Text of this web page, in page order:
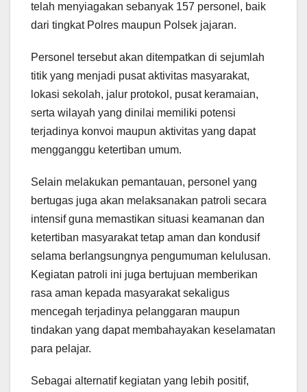
telah menyiagakan sebanyak 157 personel, baik
dari tingkat Polres maupun Polsek jajaran.
Personel tersebut akan ditempatkan di sejumlah
titik yang menjadi pusat aktivitas masyarakat,
lokasi sekolah, jalur protokol, pusat keramaian,
serta wilayah yang dinilai memiliki potensi
terjadinya konvoi maupun aktivitas yang dapat
mengganggu ketertiban umum.
Selain melakukan pemantauan, personel yang
bertugas juga akan melaksanakan patroli secara
intensif guna memastikan situasi keamanan dan
ketertiban masyarakat tetap aman dan kondusif
selama berlangsungnya pengumuman kelulusan.
Kegiatan patroli ini juga bertujuan memberikan
rasa aman kepada masyarakat sekaligus
mencegah terjadinya pelanggaran maupun
tindakan yang dapat membahayakan keselamatan
para pelajar.
Sebagai alternatif kegiatan yang lebih positif,